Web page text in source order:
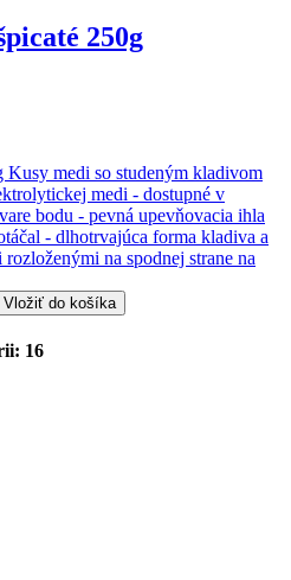
250g
Kusy medi so studeným kladivom
medi - dostupné v
bodu - pevná upevňovacia ihla
- dlhotrvajúca forma kladiva a
na spodnej strane na
Vložiť do košíka
16